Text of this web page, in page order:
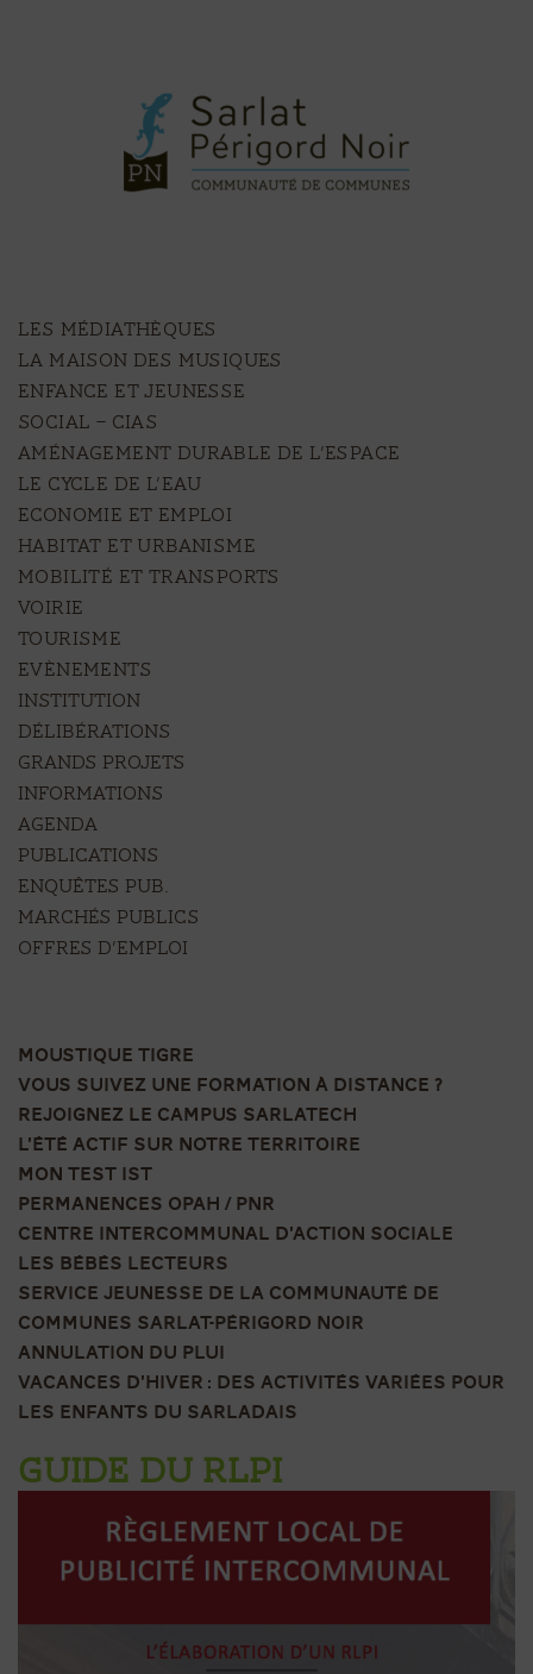
LES MÉDIATHÈQUES
LA MAISON DES MUSIQUES
ENFANCE ET JEUNESSE
SOCIAL – CIAS
AMÉNAGEMENT DURABLE DE L’ESPACE
LE CYCLE DE L’EAU
ECONOMIE ET EMPLOI
HABITAT ET URBANISME
MOBILITÉ ET TRANSPORTS
VOIRIE
TOURISME
EVÈNEMENTS
Institution
Délibérations
Grands projets
Informations
Agenda
Publications
Enquêtes pub.
Marchés publics
Offres d’emploi
MOUSTIQUE TIGRE
VOUS SUIVEZ UNE FORMATION À DISTANCE ?
REJOIGNEZ LE CAMPUS SARLATECH
L’ÉTÉ ACTIF SUR NOTRE TERRITOIRE
MON TEST IST
PERMANENCES OPAH / PNR
CENTRE INTERCOMMUNAL D’ACTION SOCIALE
LES BÉBÉS LECTEURS
SERVICE JEUNESSE DE LA COMMUNAUTÉ DE
COMMUNES SARLAT-PÉRIGORD NOIR
ANNULATION DU PLUI
VACANCES D’HIVER : DES ACTIVITÉS VARIÉES POUR
LES ENFANTS DU SARLADAIS
GUIDE DU RLPI